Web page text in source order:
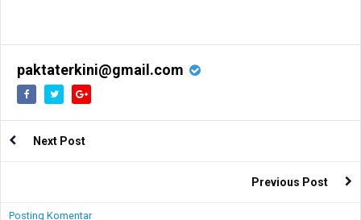
paktaterkini@gmail.com
Next Post
Previous Post
Posting Komentar